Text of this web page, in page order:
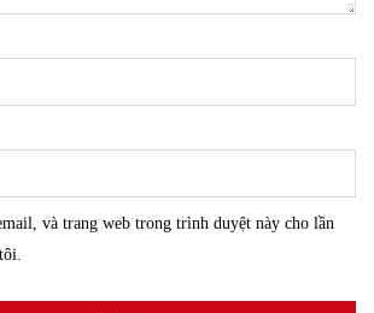
và trang web trong trình duyệt này cho lần